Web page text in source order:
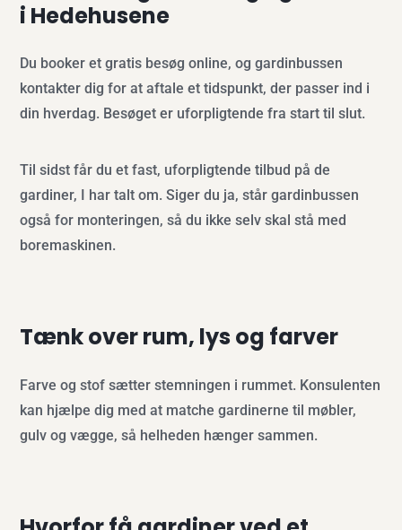
i Hedehusene
Du booker et gratis besøg online, og gardinbussen
kontakter dig for at aftale et tidspunkt, der passer ind i
din hverdag. Besøget er uforpligtende fra start til slut.
Til sidst får du et fast, uforpligtende tilbud på de
gardiner, I har talt om. Siger du ja, står gardinbussen
også for monteringen, så du ikke selv skal stå med
boremaskinen.
Tænk over rum, lys og farver
Farve og stof sætter stemningen i rummet. Konsulenten
kan hjælpe dig med at matche gardinerne til møbler,
gulv og vægge, så helheden hænger sammen.